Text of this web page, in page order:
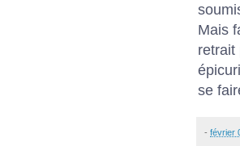
Mais
retrait
se
- février